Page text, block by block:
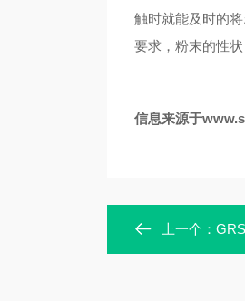
触时就能及时的
要求，粉末的性
信息来源于
上一个：